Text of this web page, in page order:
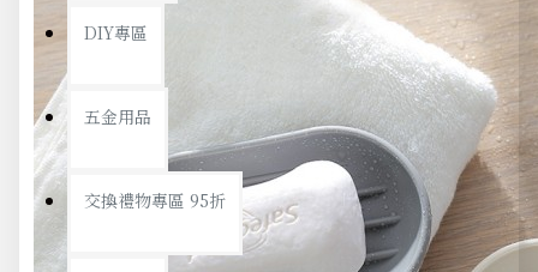
DIY專區
五金用品
交換禮物專區 95折